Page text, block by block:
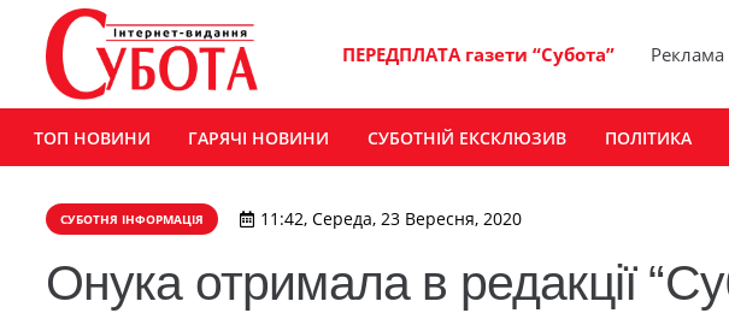
ПЕРЕДПЛАТА газети “Субота” Реклама
ТОП НОВИНИ ГАРЯЧІ НОВИНИ СУБОТНІЙ ЕКСКЛЮЗИВ ПОЛІТИКА
СУБОТНЯ ІНФОРМАЦІЯ 11:42, Середа, 23 Вересня, 2020
Онука отримала в редакції